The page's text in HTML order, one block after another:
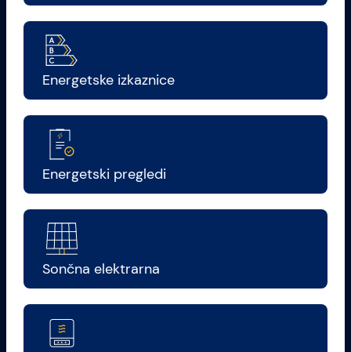
Energetske izkaznice
Energetski pregledi
Sončna elektrarna